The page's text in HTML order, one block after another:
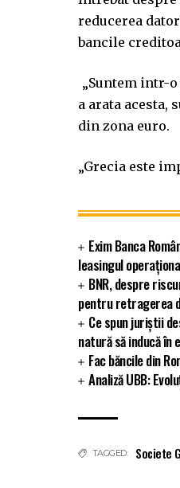
reducerea
bancile
„Suntem intr-
a arata acesta,
din zona euro.
„Grecia este
Exim Banca
leasingul
BNR, despre
pentru retragerea
Ce spun juriștii
natură să inducă
Fac băncile din
Analiză UBB:
TAGGED: Societe